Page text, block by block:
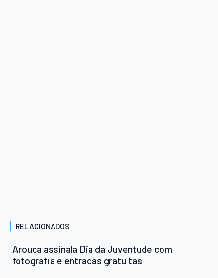
RELACIONADOS
Arouca assinala Dia da Juventude com
fotografia e entradas gratuitas